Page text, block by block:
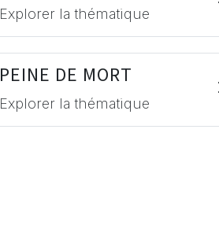
Explorer la thématique
PEINE DE MORT
Explorer la thématique